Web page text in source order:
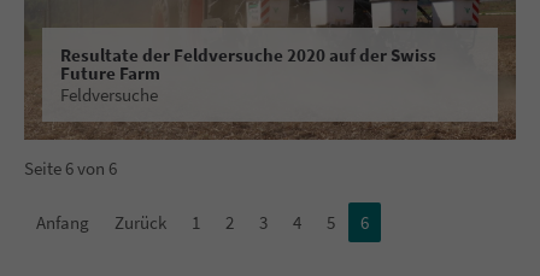
Resultate der Feldversuche 2020 auf der Swiss
Future Farm
Feldversuche
Seite 6 von 6
Anfang Zurück 1 2 3 4 5 6